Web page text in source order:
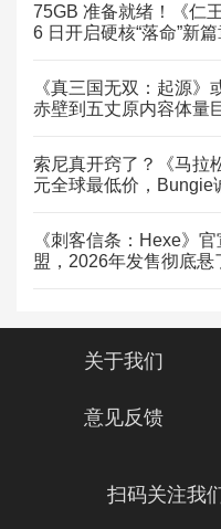
75GB 准备就绪！《仁
6 日开启硬核“落命”新
《真三国无双：起源》
赤壁到五丈原内容体量
索尼真开窍了？《马拉
元全球最低价，Bungie
《刺客信条：Hexe》
盟，2026年发售彻底悬
关于我们
意见反馈
扫码关注我